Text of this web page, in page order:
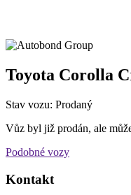
Toyota Corolla
Stav vozu: Prodaný
Vůz byl již prodán, ale
Podobné vozy
Kontakt